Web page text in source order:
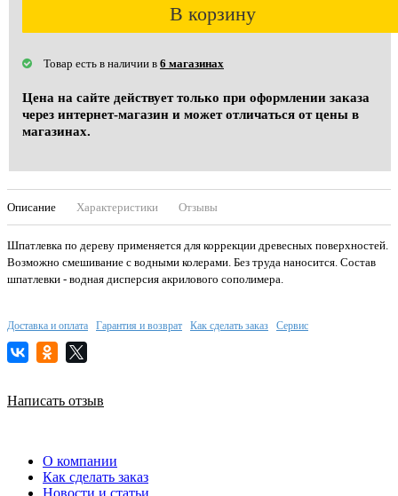
В корзину
Товар есть в наличии в 6 магазинах
Цена на сайте действует только при оформлении заказа
через интернет-магазин и может отличаться от цены в
магазинах.
Описание Характеристики Отзывы
Шпатлевка по дереву применяется для коррекции древесных поверхностей.
Возможно смешивание с водными колерами. Без труда наносится. Состав
шпатлевки - водная дисперсия акрилового сополимера.
Доставка и оплата Гарантия и возврат Как сделать заказ Сервис
Написать отзыв
О компании
Как сделать заказ
Новости и статьи